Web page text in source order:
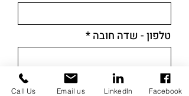
טלפון - שדה חובה
כתובת אימייל - שדה חובה
Call Us Email us LinkedIn Facebook